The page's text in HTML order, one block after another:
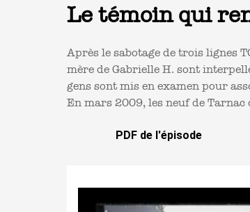
Le témoin qui
Après le sabotage de trois lignes
mère de Gabrielle H. sont
gens sont mis en examen pour
En mars 2009, les neuf de
PDF de l'épisode